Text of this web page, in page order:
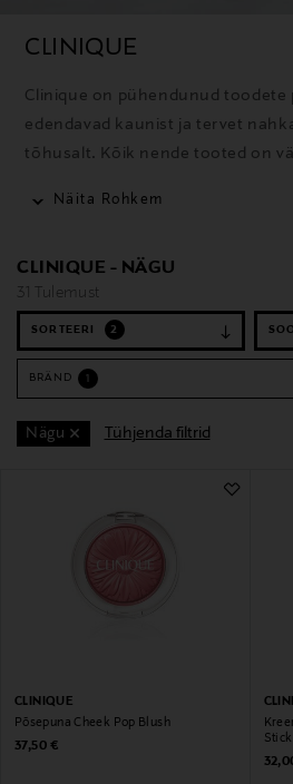
CLINIQUE
Clinique on pühendunud toodete
edendavad kaunist ja tervet
tõhusalt. Kõik nende tooted on
ärritamata.
Näita Rohkem
CLINIQUE - NÄGU
31 Tulemust
SORTEERI 2
BRÄND
Nägu Tühjenda filtrid
CLINIQUE
Põsepuna Cheek Pop Blush
Original Price
37,50 €